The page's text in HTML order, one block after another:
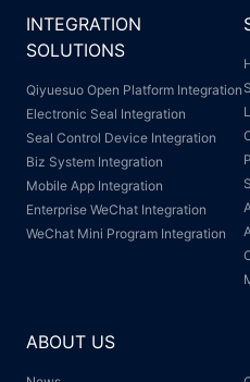
INTEGRATION
SOLUTIONS
Qiyuesuo Open Platform Integration
Electronic Seal Integration
Seal Control Device Integration
Biz System Integration
Mobile App Integration
Enterprise WeChat Integration
WeChat Mini Program Integration
ABOUT US